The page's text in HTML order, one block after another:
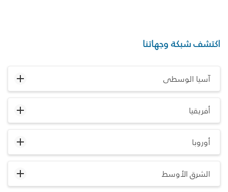
اكتشف شبكة وجهاتنا
آسيا الوسطى
أفريقيا
أوروبا
الشرق الأوسط